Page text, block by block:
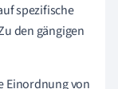
spezifische
den gängigen
Einordnung von